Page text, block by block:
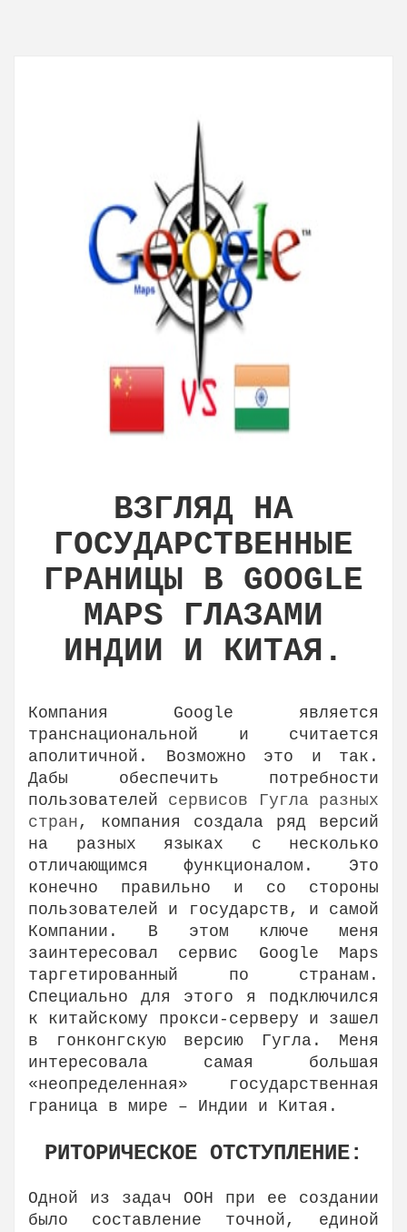
ВЗГЛЯД НА
ГОСУДАРСТВЕННЫЕ
ГРАНИЦЫ В GOOGLE
MAPS ГЛАЗАМИ
ИНДИИ И КИТАЯ.
Компания Google является
транснациональной и считается
аполитичной. Возможно это и так.
Дабы обеспечить потребности
пользователей сервисов Гугла разных
стран , компания создала ряд версий
на разных языках с несколько
отличающимся функционалом. Это
конечно правильно и со стороны
пользователей и государств, и самой
Компании. В этом ключе меня
заинтересовал сервис Google Maps
таргетированный по странам.
Специально для этого я подключился
к китайскому прокси-серверу и зашел
в гонконгскую версию Гугла. Меня
интересовала самая большая
«неопределенная» государственная
граница в мире – Индии и Китая.
РИТОРИЧЕСКОЕ ОТСТУПЛЕНИЕ:
Одной из задач ООН при ее создании
было составление точной, единой